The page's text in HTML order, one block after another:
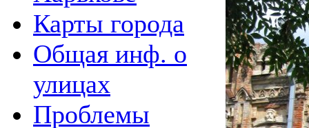
Карты города
Общая инф. о
улицах
Проблемы